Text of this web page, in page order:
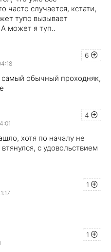
часто случается, кстати,
тупо вызывает
А может я туп..
6
самый обычный проходняк,
4
хотя по началу не
с удовольствием
1
1